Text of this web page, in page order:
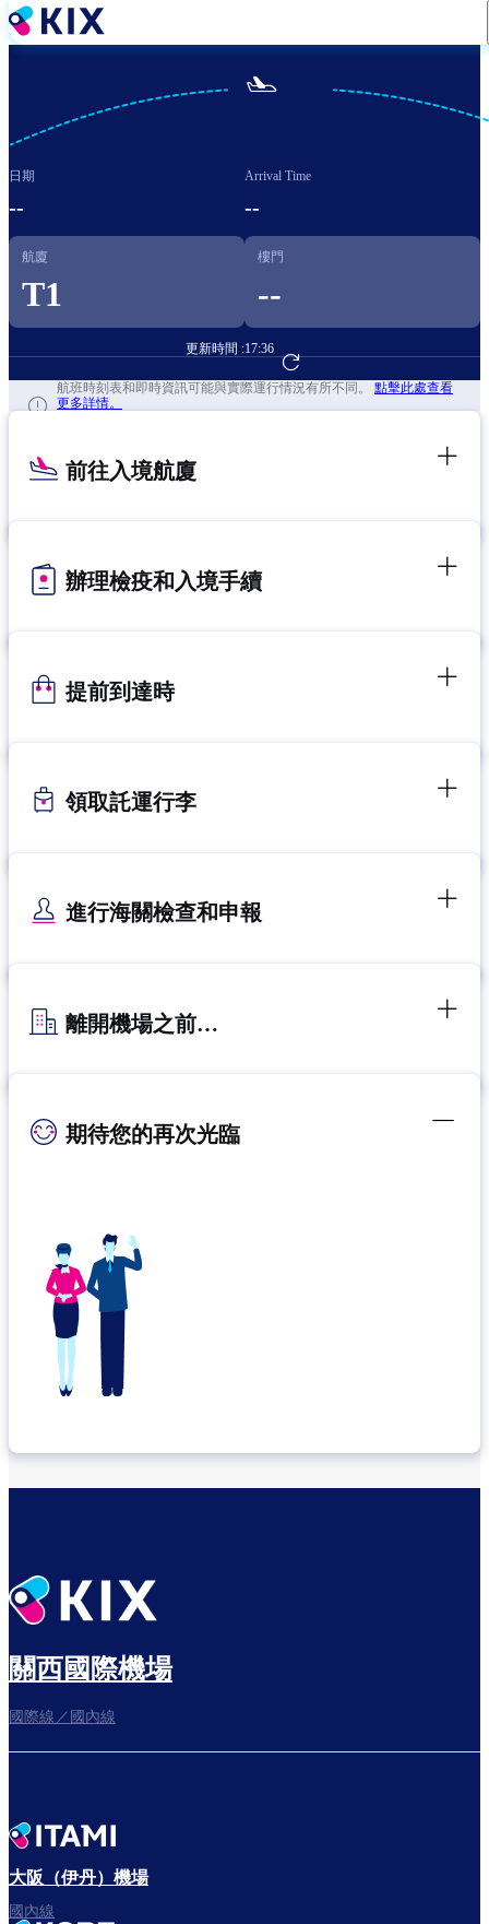
移
至

日期
--
Arrival Time
--
航廈
T1
樓門
--
更新時間 :17:36
前往航班預訂
航班時刻表和即時資訊可能與實際運行情況有所不同。 點擊此處查看
更多詳情。
前往入境航廈
辦理檢疫和入境手續
提前到達時
領取託運行李
進行海關檢查和申報
離開機場之前…
期待您的再次光臨
關西國際機場
國際線／國內線
大阪（伊丹）機場
國內線